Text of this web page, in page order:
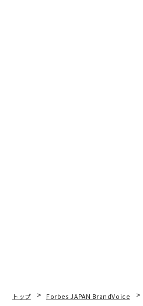
トップ Forbes JAPAN BrandVoice